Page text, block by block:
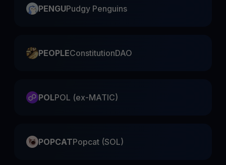
PENGUPudgy Penguins
PEOPLEConstitutionDAO
POLPOL (ex-MATIC)
POPCATPopcat (SOL)